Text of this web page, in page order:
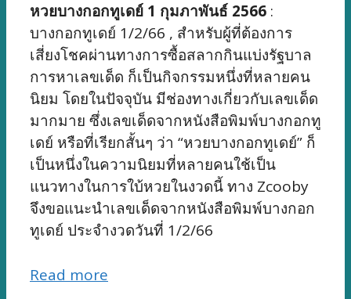
หวยบางกอกทูเดย์ 1 กุมภาพันธ์ 2566 :
บางกอกทูเดย์ 1/2/66 , สำหรับผู้ที่ต้องการ
เสี่ยงโชคผ่านทางการซื้อสลากกินแบ่งรัฐบาล
การหาเลขเด็ด ก็เป็นกิจกรรมหนึ่งที่หลายคน
นิยม โดยในปัจจุบัน มีช่องทางเกี่ยวกับเลขเด็ด
มากมาย ซึ่งเลขเด็ดจากหนังสือพิมพ์บางกอกทู
เดย์ หรือที่เรียกสั้นๆ ว่า “หวยบางกอกทูเดย์” ก็
เป็นหนึ่งในความนิยมที่หลายคนใช้เป็น
แนวทางในการใบ้หวยในงวดนี้ ทาง Zcooby
จึงขอแนะนำเลขเด็ดจากหนังสือพิมพ์บางกอก
ทูเดย์ ประจำงวดวันที่ 1/2/66
Read more